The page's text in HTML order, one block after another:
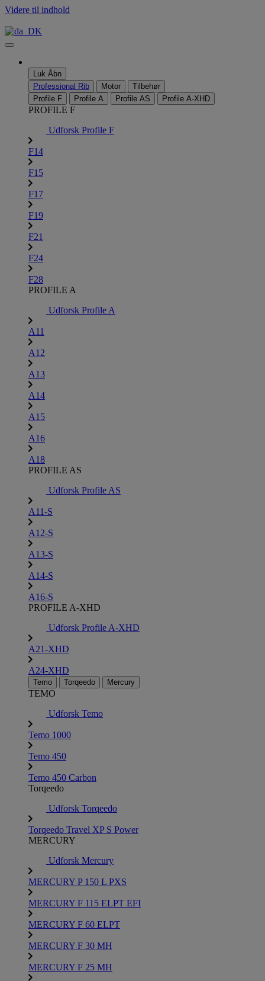
Videre til indhold
Luk Åbn
Professional Rib
Motor
Tilbehør
Profile F
Profile A Profile AS Profile A-XHD
PROFILE F
Udforsk Profile F
F14
F15
F17
F19
F21
F24
F28
PROFILE A
Udforsk Profile A
A11
A12
A13
A14
A15
A16
A18
PROFILE AS
Udforsk Profile AS
A11-S
A12-S
A13-S
A14-S
A16-S
PROFILE A-XHD
Udforsk Profile A-XHD
A21-XHD
A24-XHD
Temo Torqeedo Mercury
TEMO
Udforsk Temo
Temo 1000
Temo 450
Temo 450 Carbon
Torqeedo
Udforsk Torqeedo
Torqeedo Travel XP S Power
MERCURY
Udforsk Mercury
MERCURY P 150 L PXS
MERCURY F 115 ELPT EFI
MERCURY F 60 ELPT
MERCURY F 30 MH
MERCURY F 25 MH